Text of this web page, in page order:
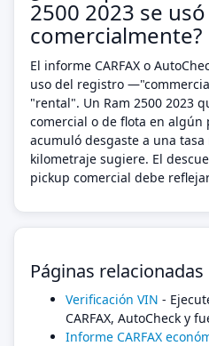
2500 2023 se usó
comercialmente?
El informe CARFAX o
uso del registro
"rental". Un Ram 2500 2023
comercial o de flota en
acumuló desgaste a una
kilometraje sugiere. El
pickup comercial debe
Páginas relacionadas
Verificación VIN -
CARFAX, AutoCheck y
Informe CARFAX